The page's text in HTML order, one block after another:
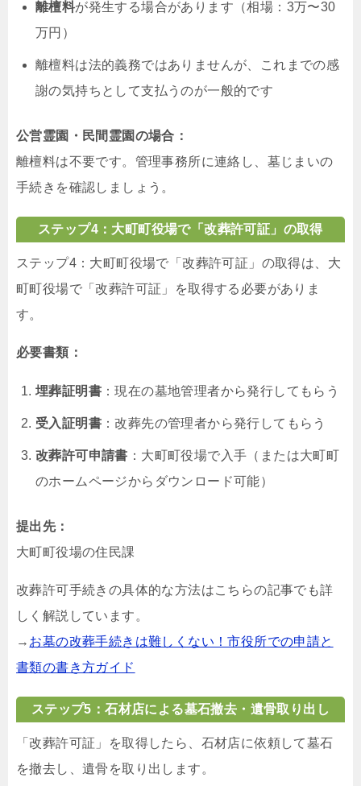
離檀料が発生する場合があります（相場：3万〜30
万円）
離檀料は法的義務ではありませんが、これまでの感
謝の気持ちとして支払うのが一般的です
公営霊園・民間霊園の場合：
離檀料は不要です。管理事務所に連絡し、墓じまいの
手続きを確認しましょう。
ステップ4：大町町役場で「改葬許可証」の取得
ステップ4：大町町役場で「改葬許可証」の取得は、大
町町役場で「改葬許可証」を取得する必要がありま
す。
必要書類：
埋葬証明書 ：現在の墓地管理者から発行してもらう
受入証明書 ：改葬先の管理者から発行してもらう
改葬許可申請書 ：大町町役場で入手（または大町町
のホームページからダウンロード可能）
提出先：
大町町役場の住民課
改葬許可手続きの具体的な方法はこちらの記事でも詳
しく解説しています。
→ お墓の改葬手続きは難しくない！市役所での申請と
書類の書き方ガイド
ステップ5：石材店による墓石撤去・遺骨取り出し
「改葬許可証」を取得したら、石材店に依頼して墓石
を撤去し、遺骨を取り出します。